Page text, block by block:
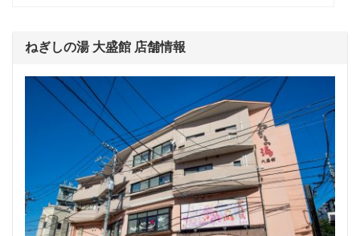
ねぎしの湯 大盛館 店舗情報